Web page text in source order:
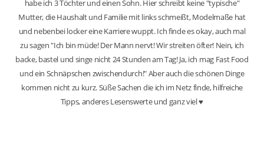
habe ich 3 Töchter und einen Sohn. Hier schreibt keine "typische"
Mutter, die Haushalt und Familie mit links schmeißt, Modelmaße hat
und nebenbei locker eine Karriere wuppt. Ich finde es okay, auch mal
zu sagen "Ich bin müde! Der Mann nervt! Wir streiten öfter! Nein, ich
backe, bastel und singe nicht 24 Stunden am Tag! Ja, ich mag Fast Food
und ein Schnäpschen zwischendurch!" Aber auch die schönen Dinge
kommen nicht zu kurz. Süße Sachen die ich im Netz finde, hilfreiche
Tipps, anderes Lesenswerte und ganz viel ♥